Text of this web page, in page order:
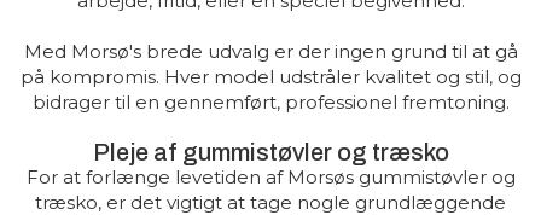
Med Morsø's brede udvalg er der ingen grund til at gå
på kompromis. Hver model udstråler kvalitet og stil, og
bidrager til en gennemført, professionel fremtoning.
Pleje af gummistøvler og træsko
For at forlænge levetiden af Morsøs gummistøvler og
træsko, er det vigtigt at tage nogle grundlæggende